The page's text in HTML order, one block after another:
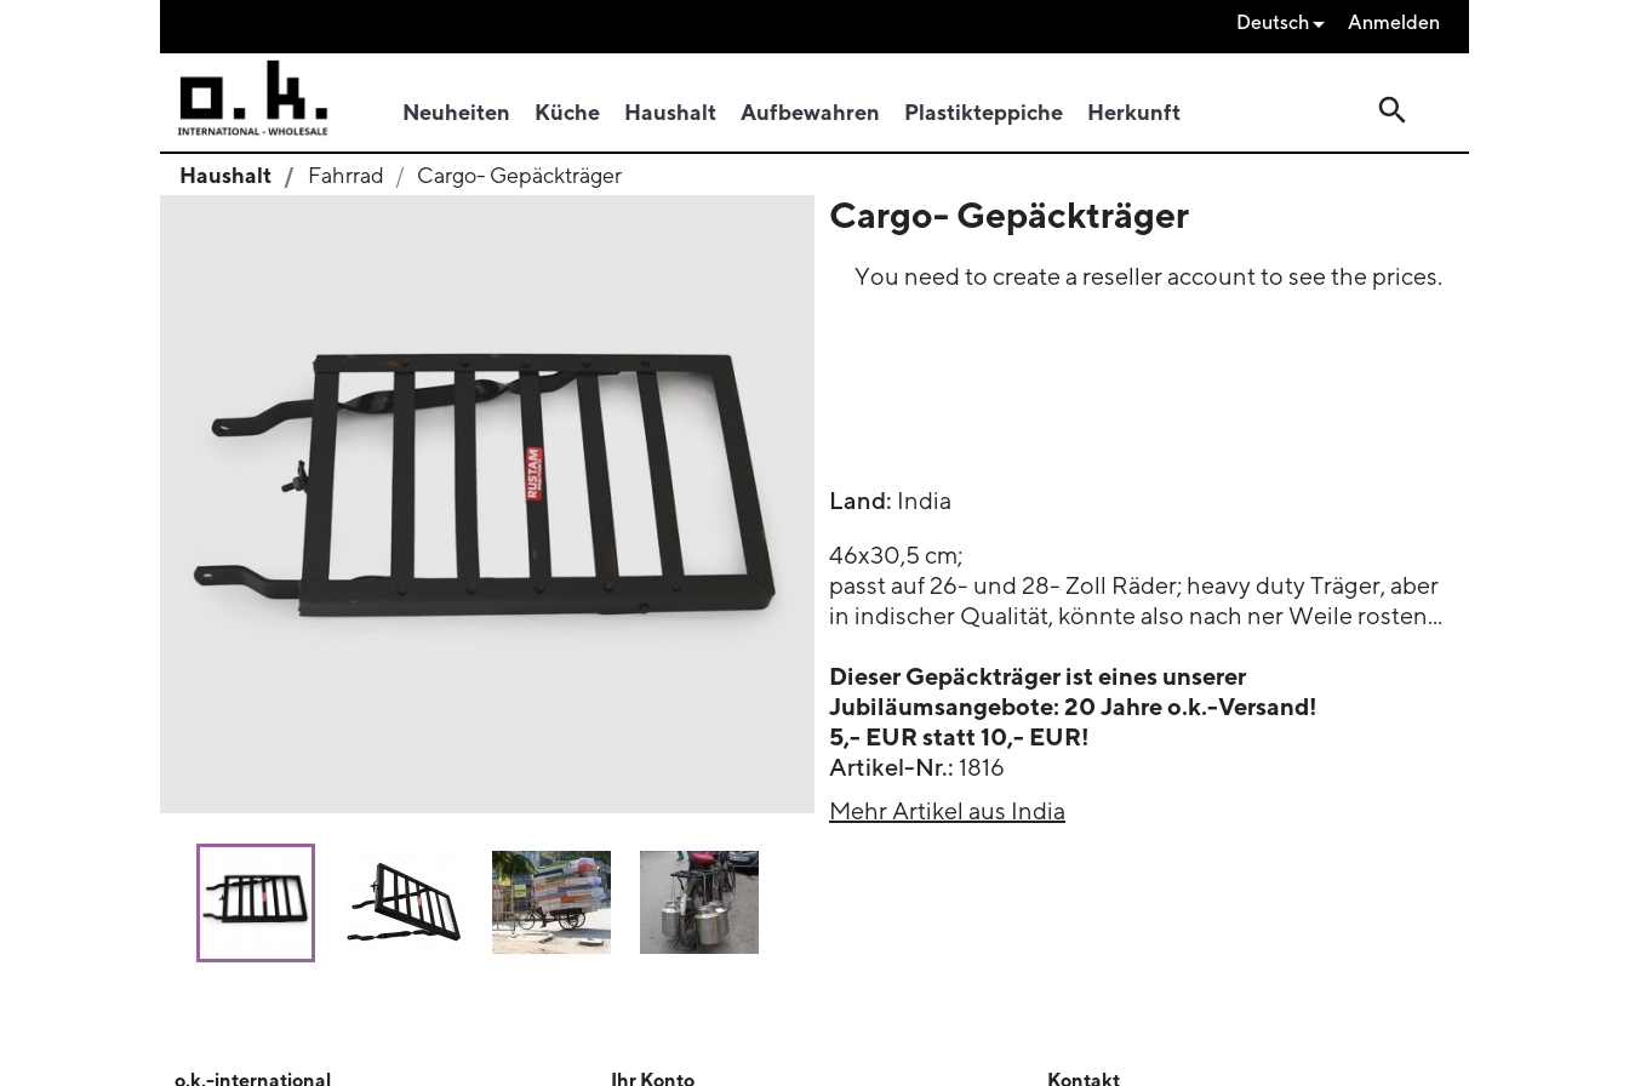
Deutsch Anmelden
Neuheiten Küche Haushalt Aufbewahren Plastikteppiche Herkunft search
Haushalt Fahrrad Cargo- Gepäckträger
search
Cargo- Gepäckträger
You need to create a reseller account to see the prices.
Land: India
46x30,5 cm;
passt auf 26- und 28- Zoll Räder; heavy duty Träger, aber
in indischer Qualität, könnte also nach ner Weile rosten...
Dieser Gepäckträger ist eines unserer
Jubiläumsangebote: 20 Jahre o.k.-Versand!
5,- EUR statt 10,- EUR!
Artikel-Nr.: 1816
Mehr Artikel aus India
o.k.-international Ihr Konto Kontakt